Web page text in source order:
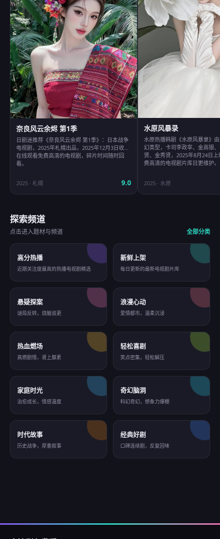
奈良风云余烬 第1季
日剧迷推荐《奈良风云余烬 第1季》：日本战争
电视剧，2025年札幌出品，2025年12月3日收录
在线观看免费高清的电视剧，碎片时间随时回
看。
2025 · 札幌 9.0
水原风暴录
水原热播韩剧《水原风暴录》
幻类型，卡司李政宰、金高银
贤、金秀贤，2025年8月24日
费高清的电视剧片库日更维护。
2025 · 水原
探索频道
点击进入题材与频道 全部分类
高分热播
近期关注度最高的热播电视剧精选
新鲜上架
每日更新的最新电视剧片库
悬疑探案
谜局反转，烧脑追更
浪漫心动
爱情都市，温柔沉浸
热血燃场
高燃剧情，肾上腺素
轻松喜剧
笑点密集，轻松解压
家庭时光
治愈成长，情感温度
奇幻脑洞
科幻奇幻，想象力爆棚
时代故事
历史战争，厚重叙事
经典好剧
口碑连续剧，反复回味